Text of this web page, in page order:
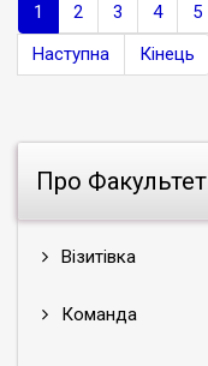
Про Факультет
Візитівка
Команда
1 2 3 4 5
Наступна
Кінець